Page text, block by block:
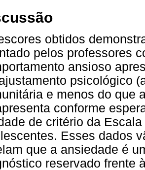
obtidos
pelos professores
ansioso
psicológico
e menos do que
conforme
de critério da
Esses dados
que a ansiedade é
reservado frente